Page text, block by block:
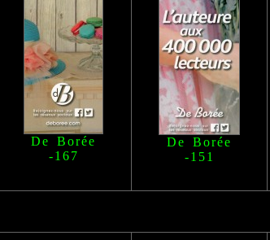
De Borée
-167
De Borée
-151